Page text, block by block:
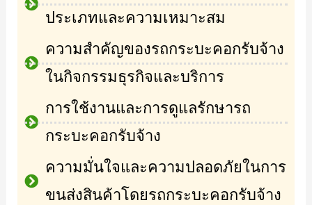
ประเภทและความเหมาะสม
ความสำคัญของรถกระบะคอกรับจ้าง
ในกิจกรรมธุรกิจและบริการ
การใช้งานและการดูแลรักษารถ
กระบะคอกรับจ้าง
ความมั่นใจและความปลอดภัยในการ
ขนส่งสินค้าโดยรถกระบะคอกรับจ้าง